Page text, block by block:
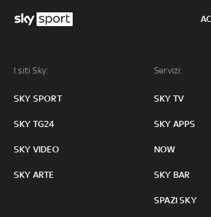
I siti Sky:
SKY SPORT
SKY TG24
SKY VIDEO
SKY ARTE
Servizi:
SKY TV
SKY APPS
NOW
SKY BAR
SPAZI SKY